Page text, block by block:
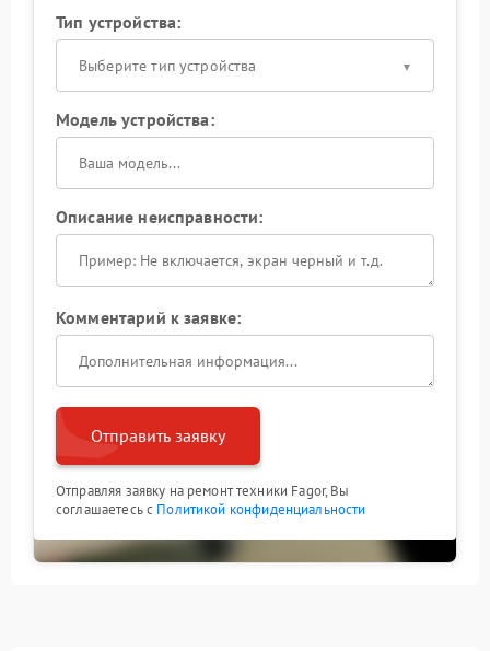
Тип устройства:
Выберите тип устройства
Модель устройства:
Описание неисправности:
Комментарий к заявке:
Отправить заявку
Отправляя заявку на ремонт техники Fagor, Вы
соглашаетесь с Политикой конфиденциальности